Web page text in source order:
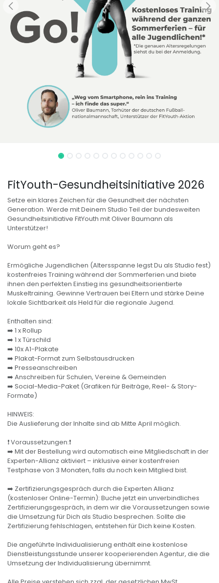
FitYouth-Gesundheitsinitiative 2026
Setze ein klares Zeichen für die Gesundheit der nächsten
Generation. Werde mit Deinem Studio Teil der bundesweiten
Gesundheitsinitiative FitYouth mit Oliver Baumann als
Unterstützer!
Worum geht es?
Ermögliche Jugendlichen (Altersspanne legst Du als Studio fest)
kostenfreies Training während der Sommerferien und biete
ihnen den perfekten Einstieg ins gesundheitsorientierte
Muskeltraining. Gewinne Vertrauen bei Eltern und stärke Deine
lokale Sichtbarkeit als Held für die regionale Jugend.
Enthalten sind:
➡️ 1 x Rollup
➡️ 1 x Türschild
➡️ 10x A1-Plakate
➡️ Plakat-Format zum Selbstausdrucken
➡️ Presseanschreiben
➡️ Anschreiben für Schulen, Vereine & Gemeinden
➡️ Social-Media-Paket (Grafiken für Beiträge, Reel- & Story-
Formate)
HINWEIS:
Die Auslieferung der Inhalte sind ab Mitte April möglich.
❗️ Voraussetzungen:❗️
➡️ Mit der Bestellung wird automatisch eine Mitgliedschaft in der
Experten-Allianz aktiviert – inklusive einer kostenfreien
Testphase von 3 Monaten, falls du noch kein Mitglied bist.
➡️ Zertifizierungsgespräch durch die Experten Allianz
(kostenloser Online-Termin): Buche jetzt ein unverbindliches
Zertifizierungsgespräch, in dem wir die Voraussetzungen sowie
die Umsetzung für Dich als Studio besprechen. Sollte die
Zertifizierung fehlschlagen, entstehen für Dich keine Kosten.
Die angeführte Individualisierung enthält eine kostenlose
Dienstleistungsstunde unserer kooperierenden Agentur, die die
Umsetzung der Individualisierung übernimmt.